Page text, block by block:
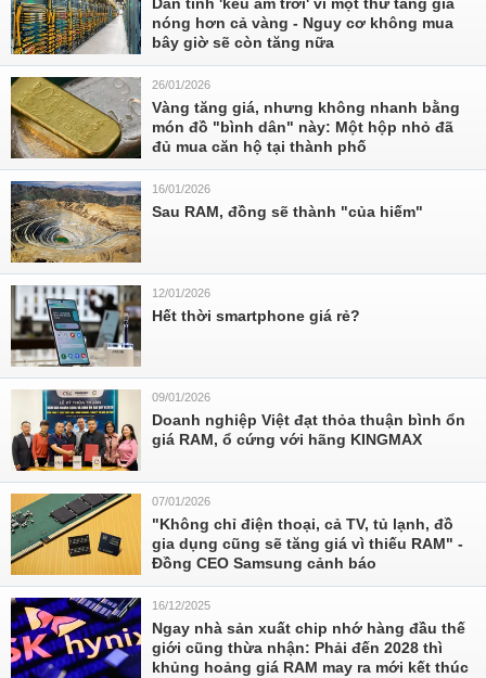
nóng hơn cả vàng - Nguy cơ không mua
bây giờ sẽ còn tăng nữa
26/01/2026
Vàng tăng giá, nhưng không nhanh bằng
món đồ "bình dân" này: Một hộp nhỏ đã
đủ mua căn hộ tại thành phố
16/01/2026
Sau RAM, đồng sẽ thành "của hiếm"
12/01/2026
Hết thời smartphone giá rẻ?
09/01/2026
Doanh nghiệp Việt đạt thỏa thuận bình ổn
giá RAM, ổ cứng với hãng KINGMAX
07/01/2026
"Không chỉ điện thoại, cả TV, tủ lạnh, đồ
gia dụng cũng sẽ tăng giá vì thiếu RAM" -
Đồng CEO Samsung cảnh báo
16/12/2025
Ngay nhà sản xuất chip nhớ hàng đầu thế
giới cũng thừa nhận: Phải đến 2028 thì
khủng hoảng giá RAM may ra mới kết thúc